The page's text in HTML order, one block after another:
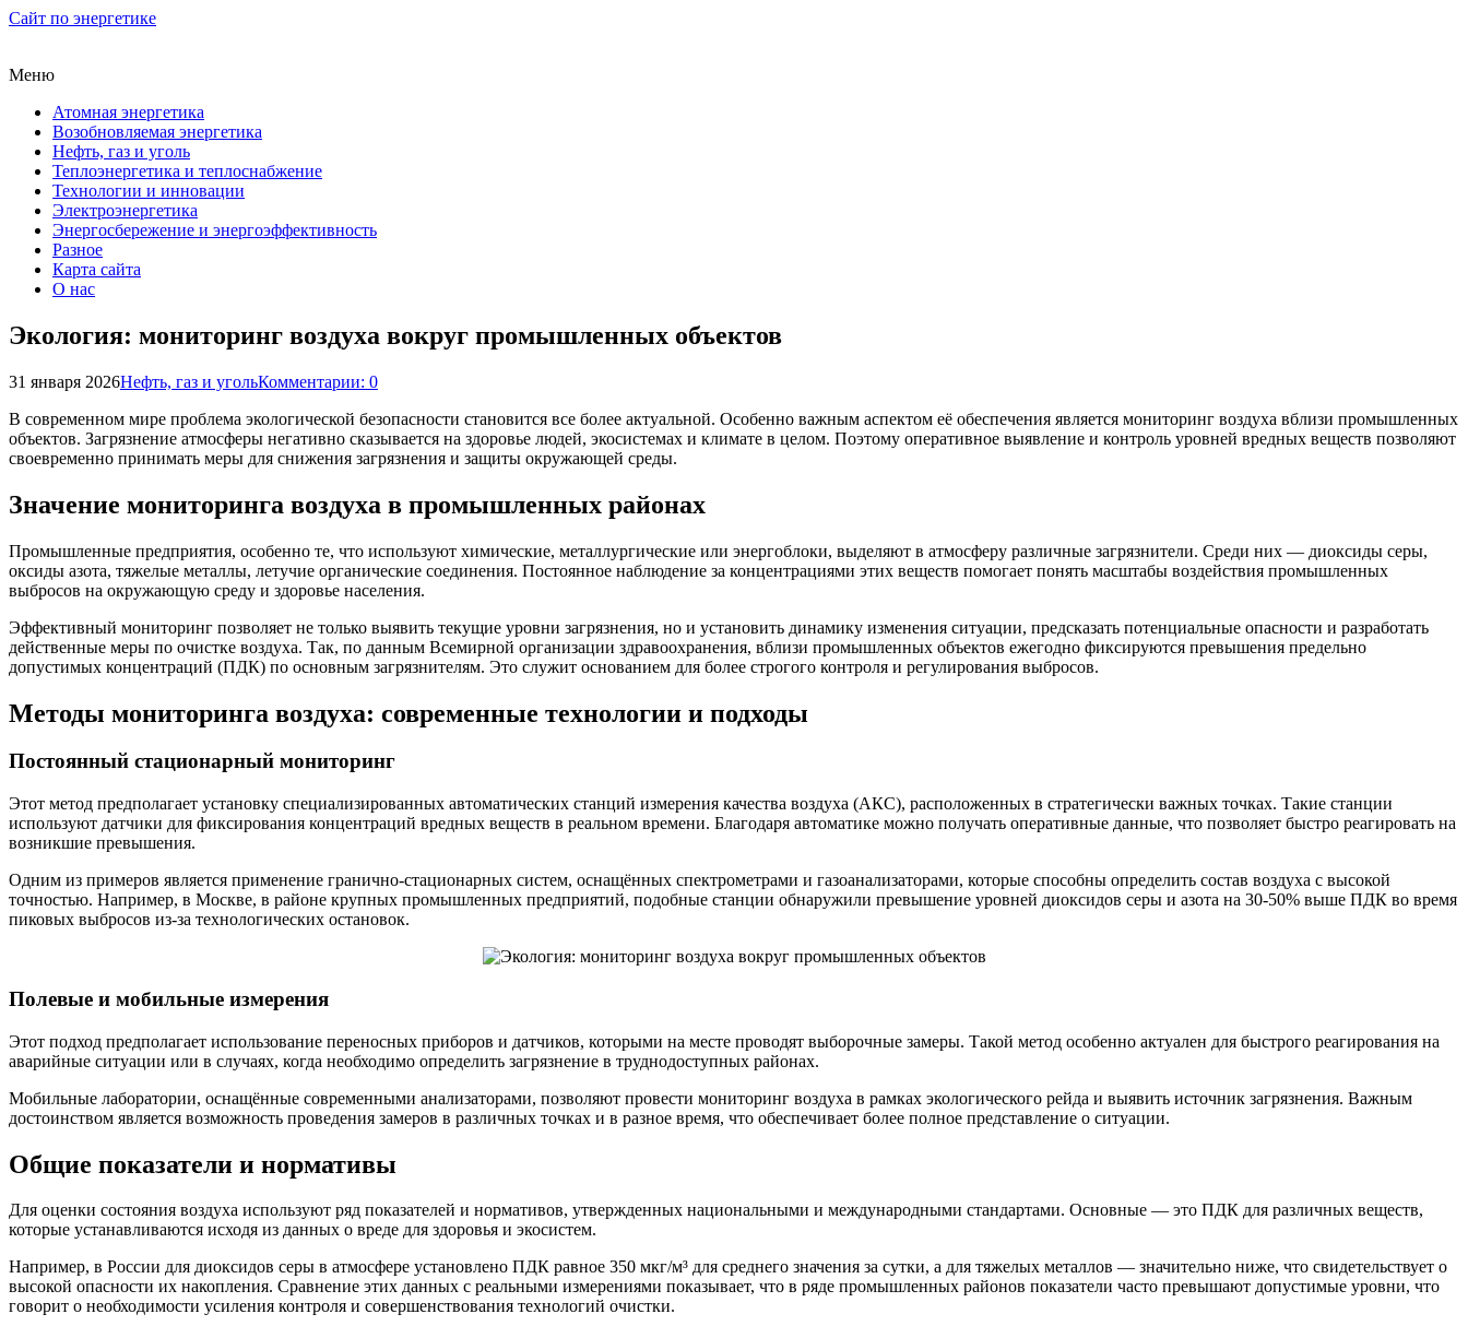
Сайт по энергетике
Меню
Атомная энергетика
Возобновляемая энергетика
Нефть, газ и уголь
Теплоэнергетика и теплоснабжение
Технологии и инновации
Электроэнергетика
Энергосбережение и энергоэффективность
Разное
Карта сайта
О нас
Экология: мониторинг воздуха вокруг промышленных объектов
31 января 2026Нефть, газ и угольКомментарии: 0
В современном мире проблема экологической безопасности становится все более актуальной. Особенно важным аспектом её обеспечения является мониторинг воздуха вблизи промышленных
объектов. Загрязнение атмосферы негативно сказывается на здоровье людей, экосистемах и климате в целом. Поэтому оперативное выявление и контроль уровней вредных веществ позволяют
своевременно принимать меры для снижения загрязнения и защиты окружающей среды.
Значение мониторинга воздуха в промышленных районах
Промышленные предприятия, особенно те, что используют химические, металлургические или энергоблоки, выделяют в атмосферу различные загрязнители. Среди них — диоксиды серы,
оксиды азота, тяжелые металлы, летучие органические соединения. Постоянное наблюдение за концентрациями этих веществ помогает понять масштабы воздействия промышленных
выбросов на окружающую среду и здоровье населения.
Эффективный мониторинг позволяет не только выявить текущие уровни загрязнения, но и установить динамику изменения ситуации, предсказать потенциальные опасности и разработать
действенные меры по очистке воздуха. Так, по данным Всемирной организации здравоохранения, вблизи промышленных объектов ежегодно фиксируются превышения предельно
допустимых концентраций (ПДК) по основным загрязнителям. Это служит основанием для более строгого контроля и регулирования выбросов.
Методы мониторинга воздуха: современные технологии и подходы
Постоянный стационарный мониторинг
Этот метод предполагает установку специализированных автоматических станций измерения качества воздуха (АКС), расположенных в стратегически важных точках. Такие станции
используют датчики для фиксирования концентраций вредных веществ в реальном времени. Благодаря автоматике можно получать оперативные данные, что позволяет быстро реагировать на
возникшие превышения.
Одним из примеров является применение гранично-стационарных систем, оснащённых спектрометрами и газоанализаторами, которые способны определить состав воздуха с высокой
точностью. Например, в Москве, в районе крупных промышленных предприятий, подобные станции обнаружили превышение уровней диоксидов серы и азота на 30-50% выше ПДК во время
пиковых выбросов из-за технологических остановок.
Полевые и мобильные измерения
Этот подход предполагает использование переносных приборов и датчиков, которыми на месте проводят выборочные замеры. Такой метод особенно актуален для быстрого реагирования на
аварийные ситуации или в случаях, когда необходимо определить загрязнение в труднодоступных районах.
Мобильные лаборатории, оснащённые современными анализаторами, позволяют провести мониторинг воздуха в рамках экологического рейда и выявить источник загрязнения. Важным
достоинством является возможность проведения замеров в различных точках и в разное время, что обеспечивает более полное представление о ситуации.
Общие показатели и нормативы
Для оценки состояния воздуха используют ряд показателей и нормативов, утвержденных национальными и международными стандартами. Основные — это ПДК для различных веществ,
которые устанавливаются исходя из данных о вреде для здоровья и экосистем.
Например, в России для диоксидов серы в атмосфере установлено ПДК равное 350 мкг/м³ для среднего значения за сутки, а для тяжелых металлов — значительно ниже, что свидетельствует о
высокой опасности их накопления. Сравнение этих данных с реальными измерениями показывает, что в ряде промышленных районов показатели часто превышают допустимые уровни, что
говорит о необходимости усиления контроля и совершенствования технологий очистки.